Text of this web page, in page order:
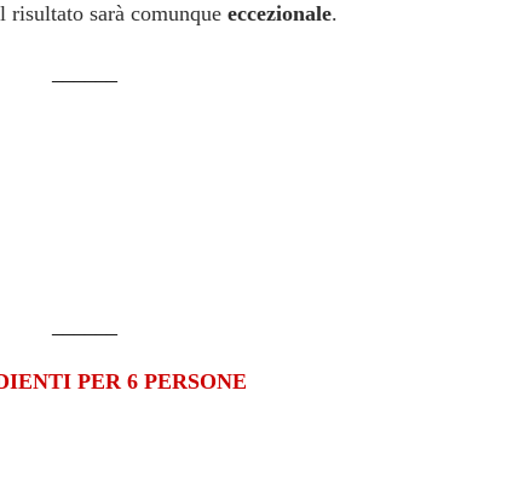
risultato sarà comunque eccezionale.
PER 6 PERSONE